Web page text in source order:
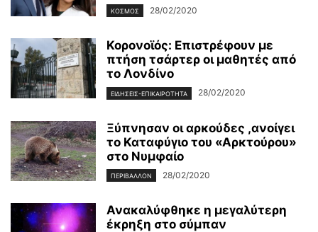
ΚΌΣΜΟΣ 28/02/2020
Κορονοϊός: Επιστρέφουν με
πτήση τσάρτερ οι μαθητές από
το Λονδίνο
ΕΙΔΉΣΕΙΣ-ΕΠΙΚΑΙΡΌΤΗΤΑ 28/02/2020
Ξύπνησαν οι αρκούδες ,ανοίγει
το Καταφύγιο του «Αρκτούρου»
στο Νυμφαίο
ΠΕΡΙΒΆΛΛΟΝ 28/02/2020
Ανακαλύφθηκε η μεγαλύτερη
έκρηξη στο σύμπαν